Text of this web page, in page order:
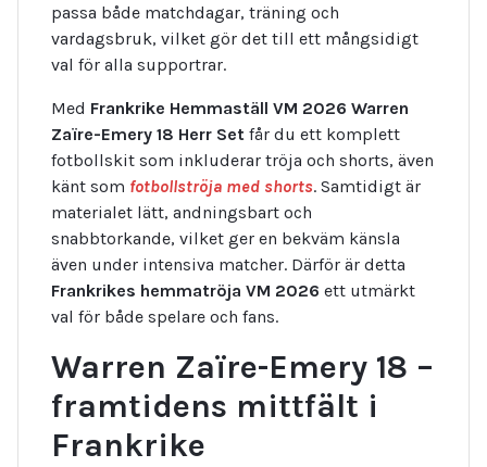
passa både matchdagar, träning och
vardagsbruk, vilket gör det till ett mångsidigt
val för alla supportrar.
Med Frankrike Hemmaställ VM 2026 Warren
Zaïre-Emery 18 Herr Set får du ett komplett
fotbollskit som inkluderar tröja och shorts, även
känt som fotbollströja med shorts. Samtidigt är
materialet lätt, andningsbart och
snabbtorkande, vilket ger en bekväm känsla
även under intensiva matcher. Därför är detta
Frankrikes hemmatröja VM 2026 ett utmärkt
val för både spelare och fans.
Warren Zaïre-Emery 18 –
framtidens mittfält i
Frankrike